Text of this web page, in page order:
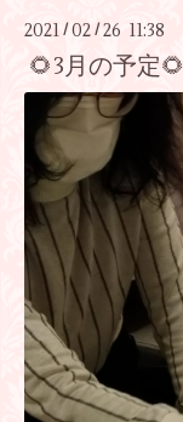
2021 /02 /26 11:38
🌻3月の予定🌻